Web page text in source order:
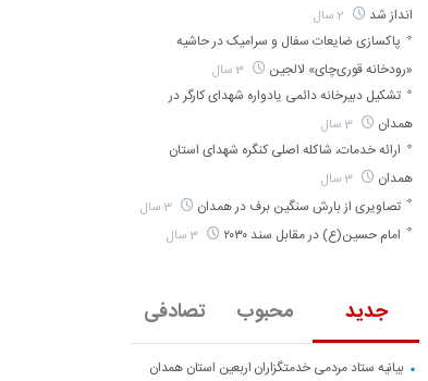
جدید محبوب تصادفی
بیانیه ستاد مردمی خدمتگزاران اربعین استان همدان
انداز شد
پاکسازی ضایعات سفال و سرامیک در حاشیه
«رودخانه قوری‌چای» لالجین
3 سال
تشکیل دبیرخانه دائمی یادواره شهدای کارگر در
همدان
3 سال
ارائه خدمات، شاکله اصلی کنگره شهدای استان
همدان
3 سال
تصاویری از بارش سنگین برف در همدان 3 سال
امام حسین(ع) در مقابل سند ۲۰۳۰ 3 سال